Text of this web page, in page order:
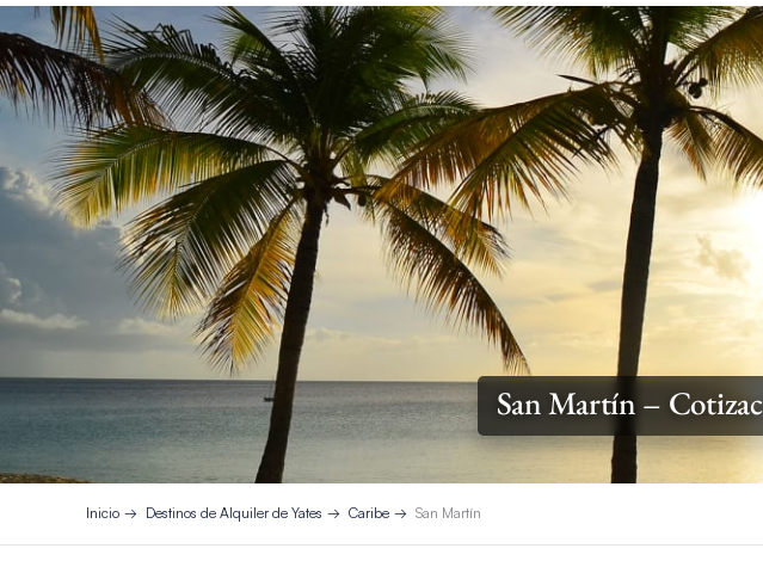
San Martín –
Inicio Destinos de Alquiler de Yates Caribe San Martín